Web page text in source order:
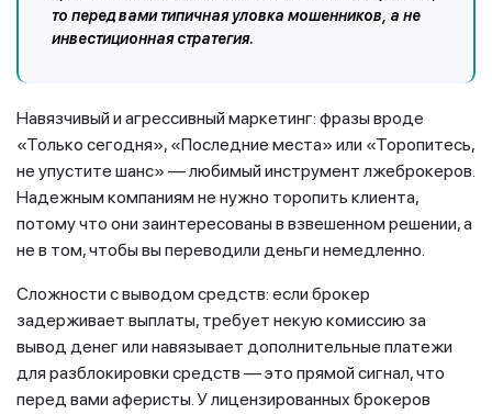
то перед вами типичная уловка мошенников, а не
инвестиционная стратегия.
Навязчивый и агрессивный маркетинг: фразы вроде
«Только сегодня», «Последние места» или «Торопитесь,
не упустите шанс» — любимый инструмент лжеброкеров.
Надежным компаниям не нужно торопить клиента,
потому что они заинтересованы в взвешенном решении, а
не в том, чтобы вы переводили деньги немедленно.
Сложности с выводом средств: если брокер
задерживает выплаты, требует некую комиссию за
вывод денег или навязывает дополнительные платежи
для разблокировки средств — это прямой сигнал, что
перед вами аферисты. У лицензированных брокеров